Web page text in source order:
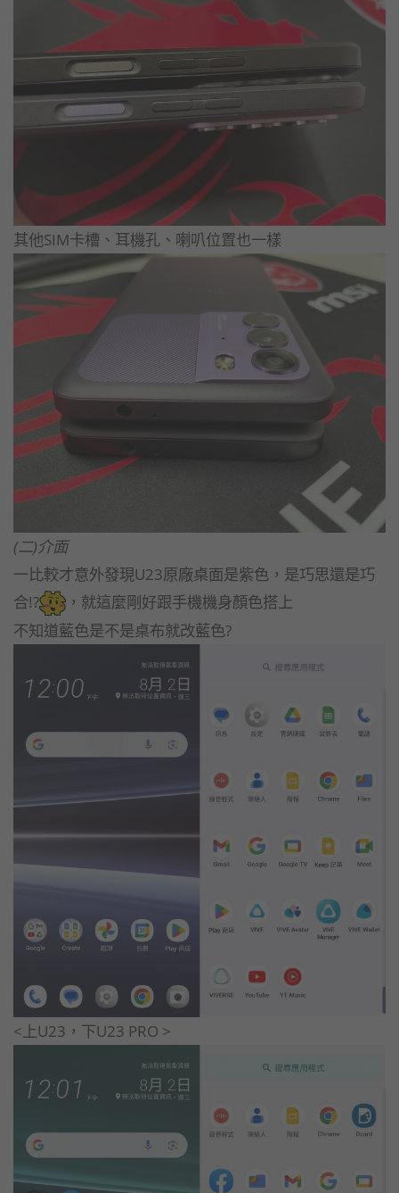
其他SIM卡槽、耳機孔、喇叭位置也一樣
(二)介面
一比較才意外發現U23原廠桌面是紫色，是巧思還是巧
合!?
，就這麼剛好跟手機機身顏色搭上
不知道藍色是不是桌布就改藍色?
<上U23，下U23 PRO >